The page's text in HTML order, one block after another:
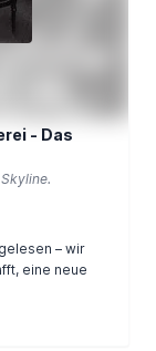
- Das
eine neue